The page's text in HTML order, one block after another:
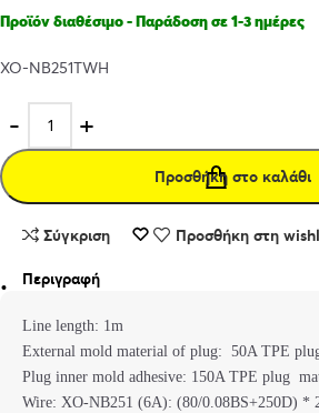
Προϊόν διαθέσιμο - Παράδοση σε 1-3 ημέρες
XO-NB251TWH
Προσθήκη στο καλάθι
Σύγκριση Προσθήκη στη
Περιγραφή
Line length: 1m
External mold material of plug: 50A TPE
Plug inner mold adhesive: 150A TPE plug
Wire: XO-NB251 (6A): (80/0.08BS+250D) *